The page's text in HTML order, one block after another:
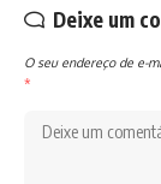
Deixe um
O seu endereço de e-
*